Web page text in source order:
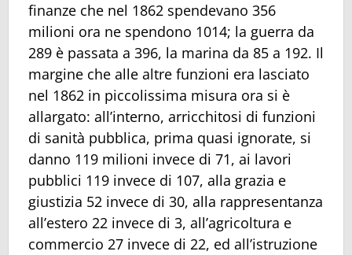
finanze che nel 1862 spendevano 356
milioni ora ne spendono 1014; la guerra da
289 è passata a 396, la marina da 85 a 192. Il
margine che alle altre funzioni era lasciato
nel 1862 in piccolissima misura ora si è
allargato: all’interno, arricchitosi di funzioni
di sanità pubblica, prima quasi ignorate, si
danno 119 milioni invece di 71, ai lavori
pubblici 119 invece di 107, alla grazia e
giustizia 52 invece di 30, alla rappresentanza
all’estero 22 invece di 3, all’agricoltura e
commercio 27 invece di 22, ed all’istruzione